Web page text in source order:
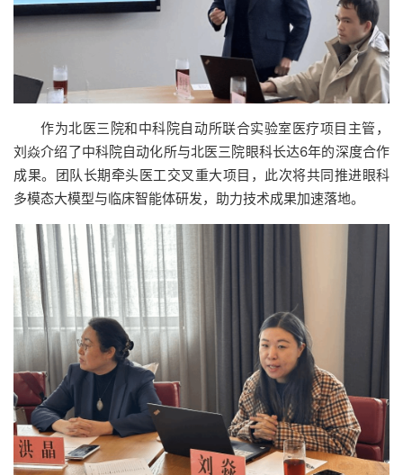
作为北医三院和中科院自动所联合实验室医疗项目主管，
刘焱介绍了中科院自动化所与北医三院眼科长达6年的深度合作
成果。团队长期牵头医工交叉重大项目，此次将共同推进眼科
多模态大模型与临床智能体研发，助力技术成果加速落地。